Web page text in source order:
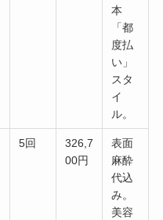
本
「都
度払
い」
スタ
イ
ル。
5回
326,7
00円
表面
麻酔
代込
み。
美容